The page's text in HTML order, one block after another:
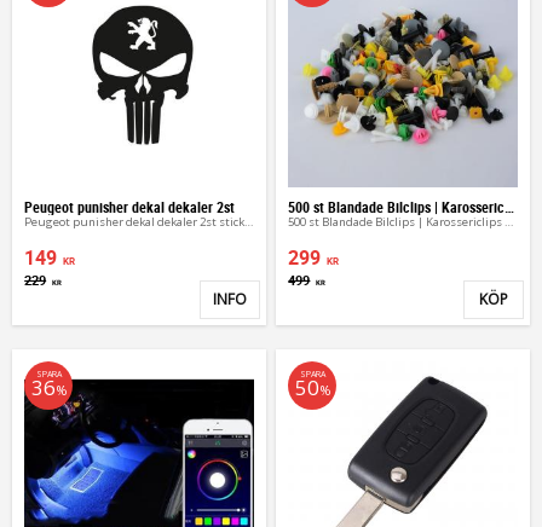
Peugeot punisher dekal dekaler 2st
Peugeot punisher dekal dekaler 2st sticker
149 KR
229 KR
Lägg till i favoriter
INFO
500 st Blandade Bilclips | Karossericlips & Fästen
500 st Blandade Bilclips | Karossericlips & Fästen
299 KR
499 KR
KÖP
SPARA
36%
SPARA
50%